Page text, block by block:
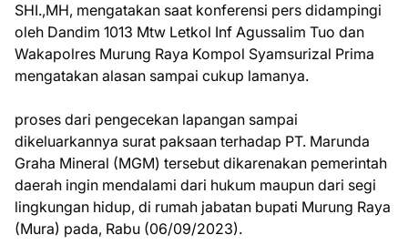
SHI.,MH, mengatakan saat konferensi pers didampingi
oleh Dandim 1013 Mtw Letkol Inf Agussalim Tuo dan
Wakapolres Murung Raya Kompol Syamsurizal Prima
mengatakan alasan sampai cukup lamanya.
proses dari pengecekan lapangan sampai
dikeluarkannya surat paksaan terhadap PT. Marunda
Graha Mineral (MGM) tersebut dikarenakan pemerintah
daerah ingin mendalami dari hukum maupun dari segi
lingkungan hidup, di rumah jabatan bupati Murung Raya
(Mura) pada, Rabu (06/09/2023).